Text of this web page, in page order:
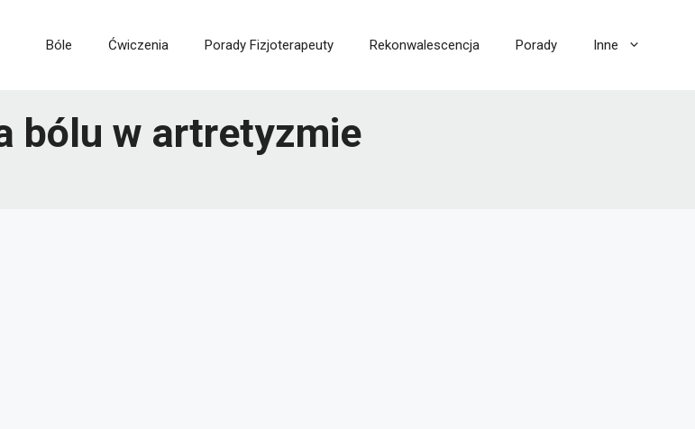
Bóle Ćwiczenia Porady Fizjoterapeuty Rekonwalescencja Porady Inne
bólu w artretyzmie